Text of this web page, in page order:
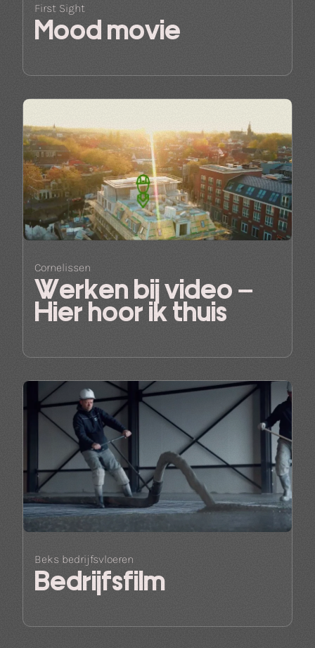
First Sight
Mood movie
Cornelissen
Werken bij video –
Hier hoor ik thuis
Beks bedrijfsvloeren
Bedrijfsfilm